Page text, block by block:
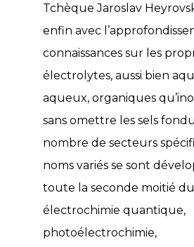
Tchèque Jaroslav
enfin avec
connaissances sur les
électrolytes, aussi bien
aqueux, organiques
sans omettre les sels
nombre de secteurs
noms variés se sont
toute la seconde moitié
électrochimie quantique,
photoélectrochimie,